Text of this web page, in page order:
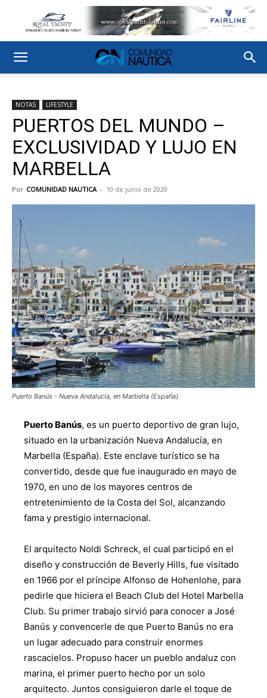
NOTAS LIFESTYLE
PUERTOS DEL MUNDO –
EXCLUSIVIDAD Y LUJO EN
MARBELLA
Por COMUNIDAD NAUTICA - 10 de junio de 2020
Puerto Banús - Nueva Andalucía, en Marbella (España).
Puerto Banús, es un puerto deportivo de gran lujo,
situado en la urbanización Nueva Andalucía, en
Marbella (España). Este enclave turístico se ha
convertido, desde que fue inaugurado en mayo de
1970, en uno de los mayores centros de
entretenimiento de la Costa del Sol, alcanzando
fama y prestigio internacional.
El arquitecto Noldi Schreck, el cual participó en el
diseño y construcción de Beverly Hills, fue visitado
en 1966 por el príncipe Alfonso de Hohenlohe, para
pedirle que hiciera el Beach Club del Hotel Marbella
Club. Su primer trabajo sirvió para conocer a José
Banús y convencerle de que Puerto Banús no era
un lugar adecuado para construir enormes
rascacielos. Propuso hacer un pueblo andaluz con
marina, el primer puerto hecho por un solo
arquitecto. Juntos consiguieron darle el toque de